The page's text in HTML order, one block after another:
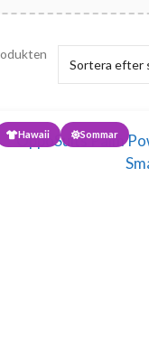
Hawaii Sommar